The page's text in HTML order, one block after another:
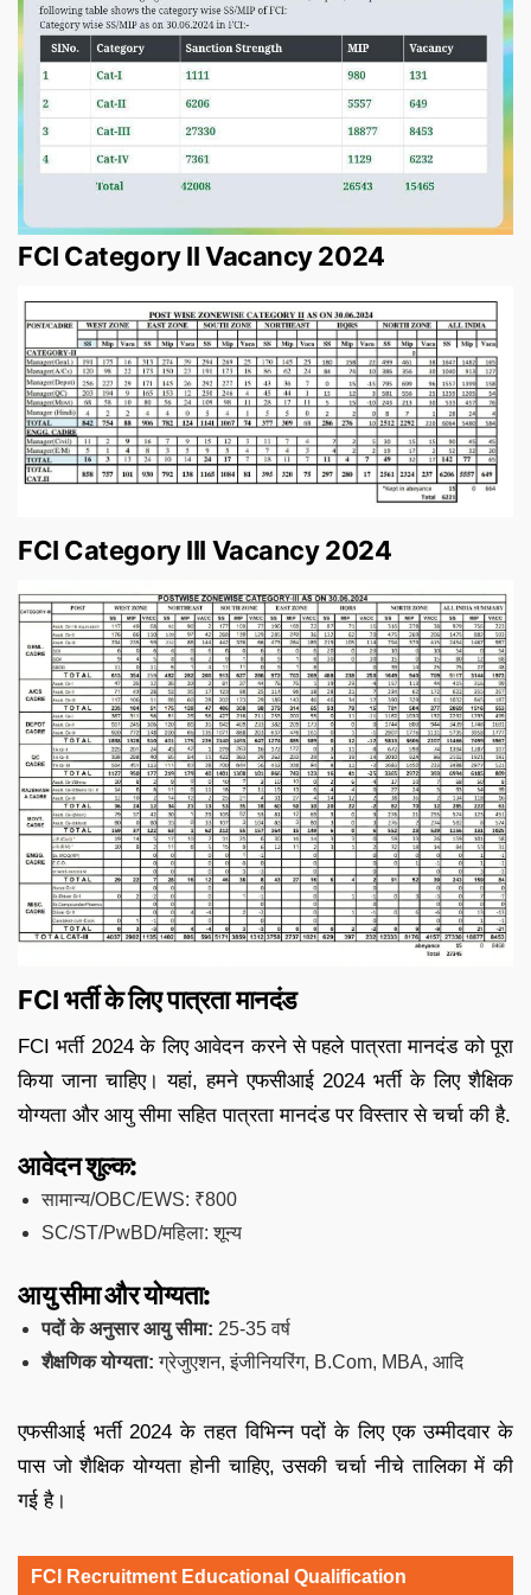
FCI Category II Vacancy 2024
FCI Category III Vacancy 2024
FCI भर्ती के लिए पात्रता मानदंड
FCI भर्ती 2024 के लिए आवेदन करने से पहले पात्रता मानदंड को पूरा
किया जाना चाहिए। यहां, हमने एफसीआई 2024 भर्ती के लिए शैक्षिक
योग्यता और आयु सीमा सहित पात्रता मानदंड पर विस्तार से चर्चा की है.
आवेदन शुल्क:
सामान्य/OBC/EWS: ₹800
SC/ST/PwBD/महिला: शून्य
आयु सीमा और योग्यता:
पदों के अनुसार आयु सीमा: 25-35 वर्ष
शैक्षणिक योग्यता: ग्रेजुएशन, इंजीनियरिंग, B.Com, MBA, आदि
एफसीआई भर्ती 2024 के तहत विभिन्न पदों के लिए एक उम्मीदवार के
पास जो शैक्षिक योग्यता होनी चाहिए, उसकी चर्चा नीचे तालिका में की
गई है।
FCI Recruitment Educational Qualification